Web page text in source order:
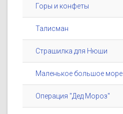
Горы и конфеты
Талисман
Страшилка для Нюши
Маленькое большое море
Операция "Дед Мороз"